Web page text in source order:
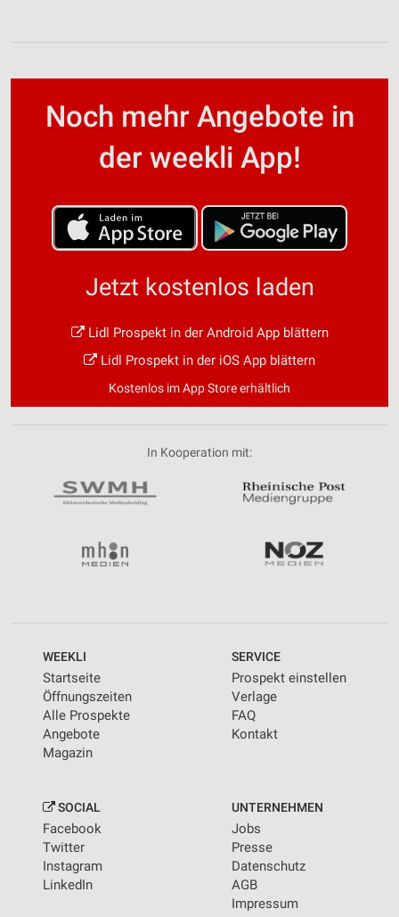
Noch mehr Angebote in
der weekli App!
Jetzt kostenlos laden
Lidl Prospekt in der Android App blättern
Lidl Prospekt in der iOS App blättern
Kostenlos im App Store erhältlich
In Kooperation mit:
WEEKLI
Startseite
Öffnungszeiten
Alle Prospekte
Angebote
Magazin
SERVICE
Prospekt einstellen
Verlage
FAQ
Kontakt
SOCIAL
Facebook
Twitter
Instagram
LinkedIn
UNTERNEHMEN
Jobs
Presse
Datenschutz
AGB
Impressum